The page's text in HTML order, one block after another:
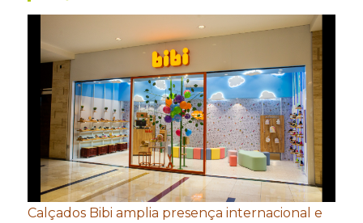
Calçados Bibi amplia presença internacional e